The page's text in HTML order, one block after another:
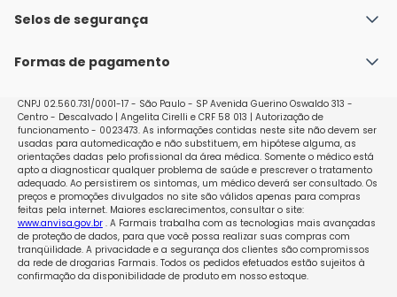
Nossas lojas
Política de Envio
Políticas de Trocas e Devoluções
Selos de segurança
Formas de pagamento
CNPJ 02.560.731/0001-17 - São Paulo - SP Avenida Guerino Oswaldo 313 -
Centro - Descalvado | Angelita Cirelli e CRF 58 013 | Autorização de
funcionamento - 0023473. As informações contidas neste site não devem ser
usadas para automedicação e não substituem, em hipótese alguma, as
orientações dadas pelo profissional da área médica. Somente o médico está
apto a diagnosticar qualquer problema de saúde e prescrever o tratamento
adequado. Ao persistirem os sintomas, um médico deverá ser consultado. Os
preços e promoções divulgados no site são válidos apenas para compras
feitas pela internet. Maiores esclarecimentos, consultar o site:
www.anvisa.gov.br. A Farmais trabalha com as tecnologias mais avançadas
de proteção de dados, para que você possa realizar suas compras com
tranqüilidade. A privacidade e a segurança dos clientes são compromissos
da rede de drogarias Farmais. Todos os pedidos efetuados estão sujeitos à
confirmação da disponibilidade de produto em nosso estoque.